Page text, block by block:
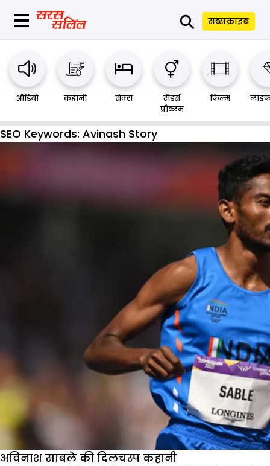
⚲ सब्सक्राइब
ऑडियो कहानी सेक्स
रीडर्स
प्रौब्लम
फिल्म
SEO Keywords: Avinash Story
अविनाश साबले की दिलचस्प कहानी